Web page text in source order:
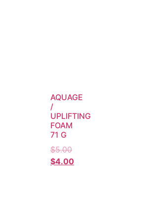
AQUAGE
/
UPLIFTING
FOAM
71 G
$5.00
$4.00